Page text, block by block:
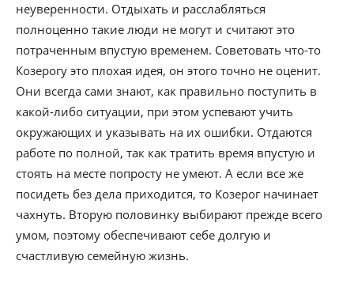
неуверенности. Отдыхать и расслабляться
полноценно такие люди не могут и считают это
потраченным впустую временем. Советовать что-то
Козерогу это плохая идея, он этого точно не оценит.
Они всегда сами знают, как правильно поступить в
какой-либо ситуации, при этом успевают учить
окружающих и указывать на их ошибки. Отдаются
работе по полной, так как тратить время впустую и
стоять на месте попросту не умеют. А если все же
посидеть без дела приходится, то Козерог начинает
чахнуть. Вторую половинку выбирают прежде всего
умом, поэтому обеспечивают себе долгую и
счастливую семейную жизнь.